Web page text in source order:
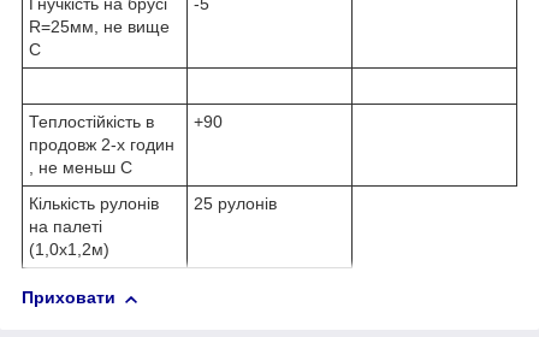
R=25мм, не вище
С
Теплостійкість в
продовж 2-х годин
, не меньш С
+90
Кількість рулонів
на палеті
(1,0х1,2м)
25 рулонів
Приховати